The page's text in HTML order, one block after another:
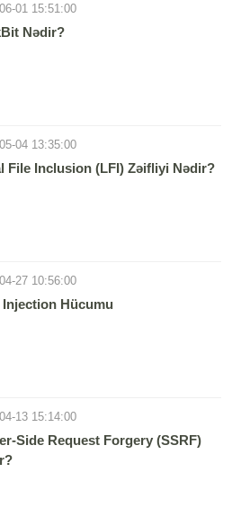
01 15:51:00
Nədir?
04 13:35:00
File Inclusion (LFI) Zəifliyi Nədir?
27 10:56:00
Injection Hücumu
13 15:14:00
Side Request Forgery (SSRF)